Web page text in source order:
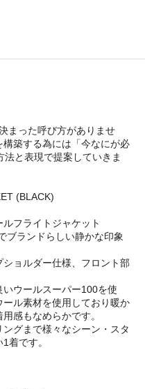
まった呼び方がありませ
築する為には「今なにが必
と表現で提案していきま
(BLACK)
フライトジャケット
ブランドらしい静かな印象
ョルダー仕様、フロント部
いウールスーパー100を使
ル素材を使用しており暖か
感もなめらかです。
グまで様々なシーン・スタ
着です。